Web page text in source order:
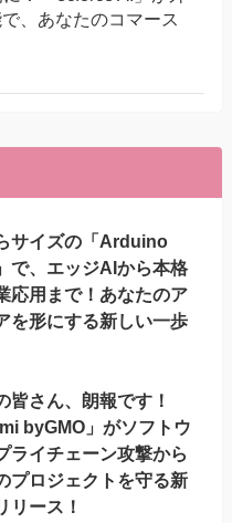
、あなたのコマース
サイズの「Arduino
で、エッジAIから本格
応用まで！あなたのア
を形にする新しい一歩
皆さん、朗報です！
byGMO」がソフトウ
ライチェーン攻撃から
プロジェクトを守る新
リース！